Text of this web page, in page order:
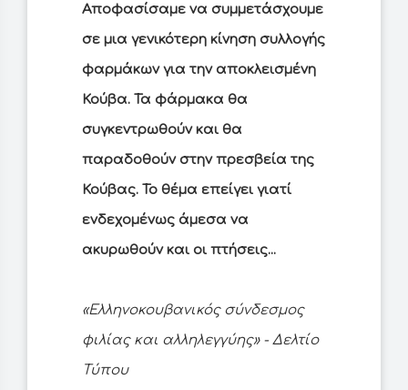
Αποφασίσαμε να συμμετάσχουμε
σε μια γενικότερη κίνηση συλλογής
φαρμάκων για την αποκλεισμένη
Κούβα. Τα φάρμακα θα
συγκεντρωθούν και θα
παραδοθούν στην πρεσβεία της
Κούβας. Το θέμα επείγει γιατί
ενδεχομένως άμεσα να
ακυρωθούν και οι πτήσεις...
«Ελληνοκουβανικός σύνδεσμος
φιλίας και αλληλεγγύης» - Δελτίο
Τύπου